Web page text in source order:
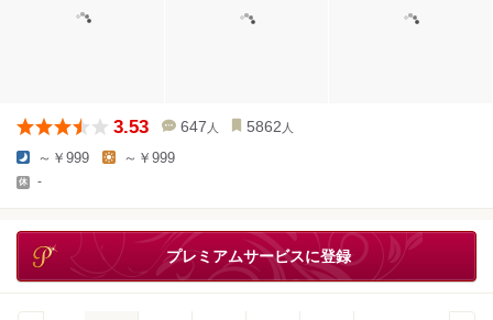
3.53 647 人 5862 人
～￥999 ～￥999
-
プレミアムサービスに登録